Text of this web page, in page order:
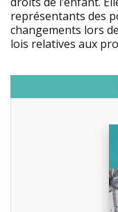
représentants des
changements lors
lois relatives aux